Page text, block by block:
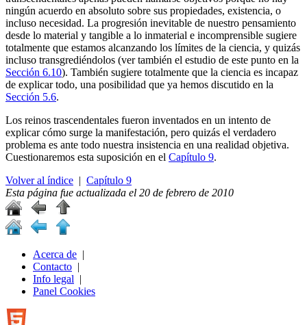
ningún acuerdo en absoluto sobre sus propiedades, existencia, o
incluso necesidad. La progresión inevitable de nuestro pensamiento
desde lo material y tangible a lo inmaterial e incomprensible sugiere
totalmente que estamos alcanzando los límites de la ciencia, y quizás
incluso transgrediéndolos (ver también el estudio de este punto en la
Sección 6.10). También sugiere totalmente que la ciencia es incapaz
de explicar todo, una posibilidad que ya hemos discutido en la
Sección 5.6.
Los reinos trascendentales fueron inventados en un intento de
explicar cómo surge la manifestación, pero quizás el verdadero
problema es ante todo nuestra insistencia en una realidad objetiva.
Cuestionaremos esta suposición en el Capítulo 9.
Volver al índice | Capítulo 9
Esta página fue actualizada el 20 de febrero de 2010
Acerca de |
Contacto |
Info legal |
Panel Cookies